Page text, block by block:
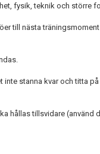
fysik, teknik och större
till nästa
stanna kvar och titta på
hållas tillsvidare (använd